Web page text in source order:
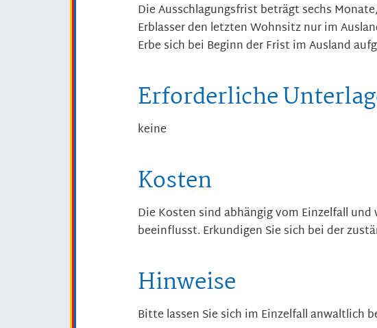
Die Ausschlagungsfrist beträgt sechs
Erblasser den letzten Wohnsitz nur im
Erbe sich bei Beginn der Frist im Ausland
Erforderliche
keine
Kosten
Die Kosten sind abhängig vom Einzelfall
beeinflusst. Erkundigen Sie sich bei der
Hinweise
Bitte lassen Sie sich im Einzelfall anwaltlich